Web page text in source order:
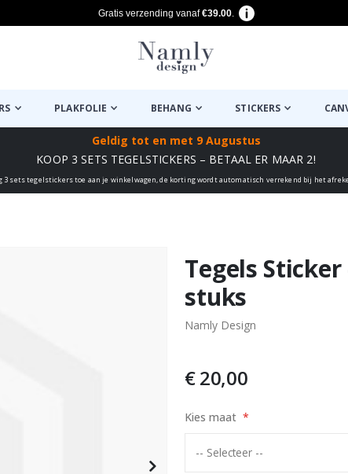
Gratis verzending vanaf€39.00.
PLAKFOLIE BEHANG STICKERS
Geldig tot en met 9 Augustus
KOOP 3 SETS TEGELSTICKERS – BETAAL ER MAAR 2!
3 sets tegelstickers toe aan je winkelwagen, de korting wordt automatisch verrekend bij het
Tegels
stuks
Namly Design
€ 20,00
Kies maat